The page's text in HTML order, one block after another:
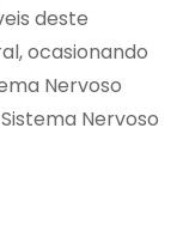
deste
ocasionando
Nervoso
Nervoso